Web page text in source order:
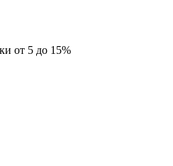
от 5 до 15%